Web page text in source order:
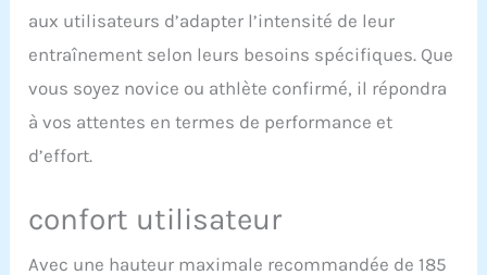
parcours de remise en
forme. 【Conception
ultra silencieuse】 Le
vélo d'exercice d'intérieur
est équipé d'un système
de réglage de la
niveau de résistance
système d'entraînement
aux utilisateurs d’adapter l’intensité de leur
entraînement selon leurs besoins spécifiques. Que
vous soyez novice ou athlète confirmé, il répondra
à vos attentes en termes de performance et
d’effort.
confort utilisateur
Avec une hauteur maximale recommandée de 185